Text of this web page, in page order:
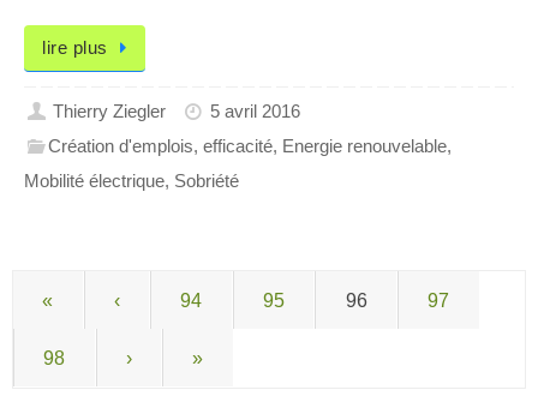
lire plus
Thierry Ziegler
5 avril 2016
Création d'emplois,efficacité, Energie renouvelable,
Mobilité électrique, Sobriété
« ‹ 94 95 96 97
98 › »